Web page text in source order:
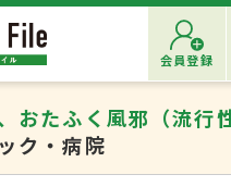
会員登録
おたふく風邪（流行
ク・病院